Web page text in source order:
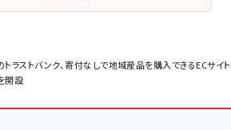
トラストバンク、寄付なしで地域産品を購入できるECサイト
開設